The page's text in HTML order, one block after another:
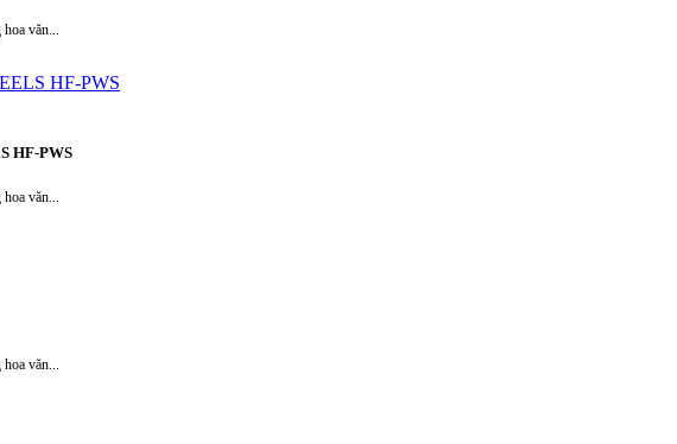
văn...
HF-PWS
HF-PWS
văn...
văn...